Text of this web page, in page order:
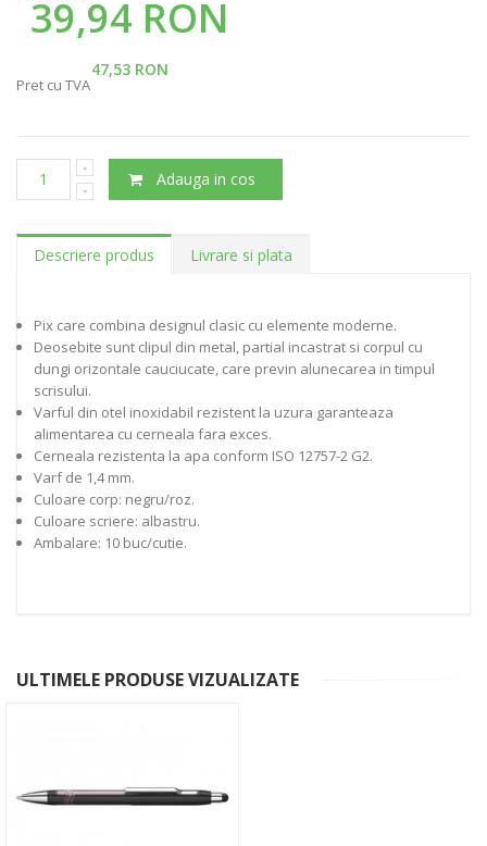
39,94 RON
47,53 RON
Pret cu TVA
Adauga in cos
Descriere produs Livrare si plata
Pix care combina designul clasic cu elemente moderne.
Deosebite sunt clipul din metal, partial incastrat si corpul cu
dungi orizontale cauciucate, care previn alunecarea in timpul
scrisului.
Varful din otel inoxidabil rezistent la uzura garanteaza
alimentarea cu cerneala fara exces.
Cerneala rezistenta la apa conform ISO 12757-2 G2.
Varf de 1,4 mm.
Culoare corp: negru/roz.
Culoare scriere: albastru.
Ambalare: 10 buc/cutie.
ULTIMELE PRODUSE VIZUALIZATE